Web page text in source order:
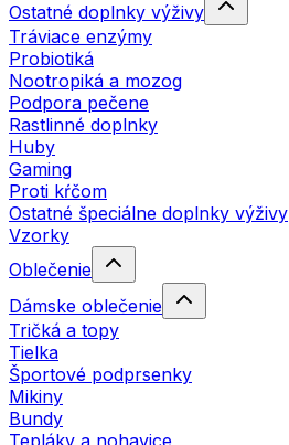
Ostatné doplnky výživy
Tráviace enzýmy
Probiotiká
Nootropiká a mozog
Podpora pečene
Rastlinné doplnky
Huby
Gaming
Proti kŕčom
Ostatné špeciálne doplnky výživy
Vzorky
Oblečenie
Dámske oblečenie
Tričká a topy
Tielka
Športové podprsenky
Mikiny
Bundy